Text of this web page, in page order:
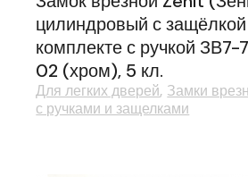
цилиндровый с
комплекте с ручкой
02 (хром), 5 кл.
Для легких дверей Замки
с ручками и защелками